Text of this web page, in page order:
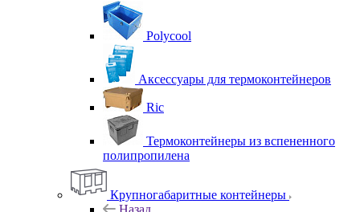
Polycool
Аксессуары для термоконтейнеров
Ric
Термоконтейнеры из вспененного
полипропилена
Крупногабаритные контейнеры
Назад